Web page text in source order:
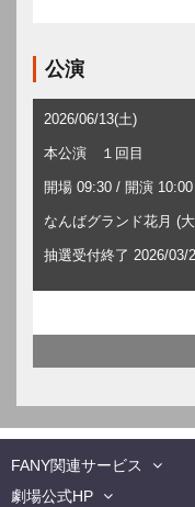
公演
2026/06/13(土)
本公演 １回目
開場 09:30 / 開演 10:00
なんばグランド花月 (
抽選受付終了 2026/03/
FANY関連サービス
劇場公式HP